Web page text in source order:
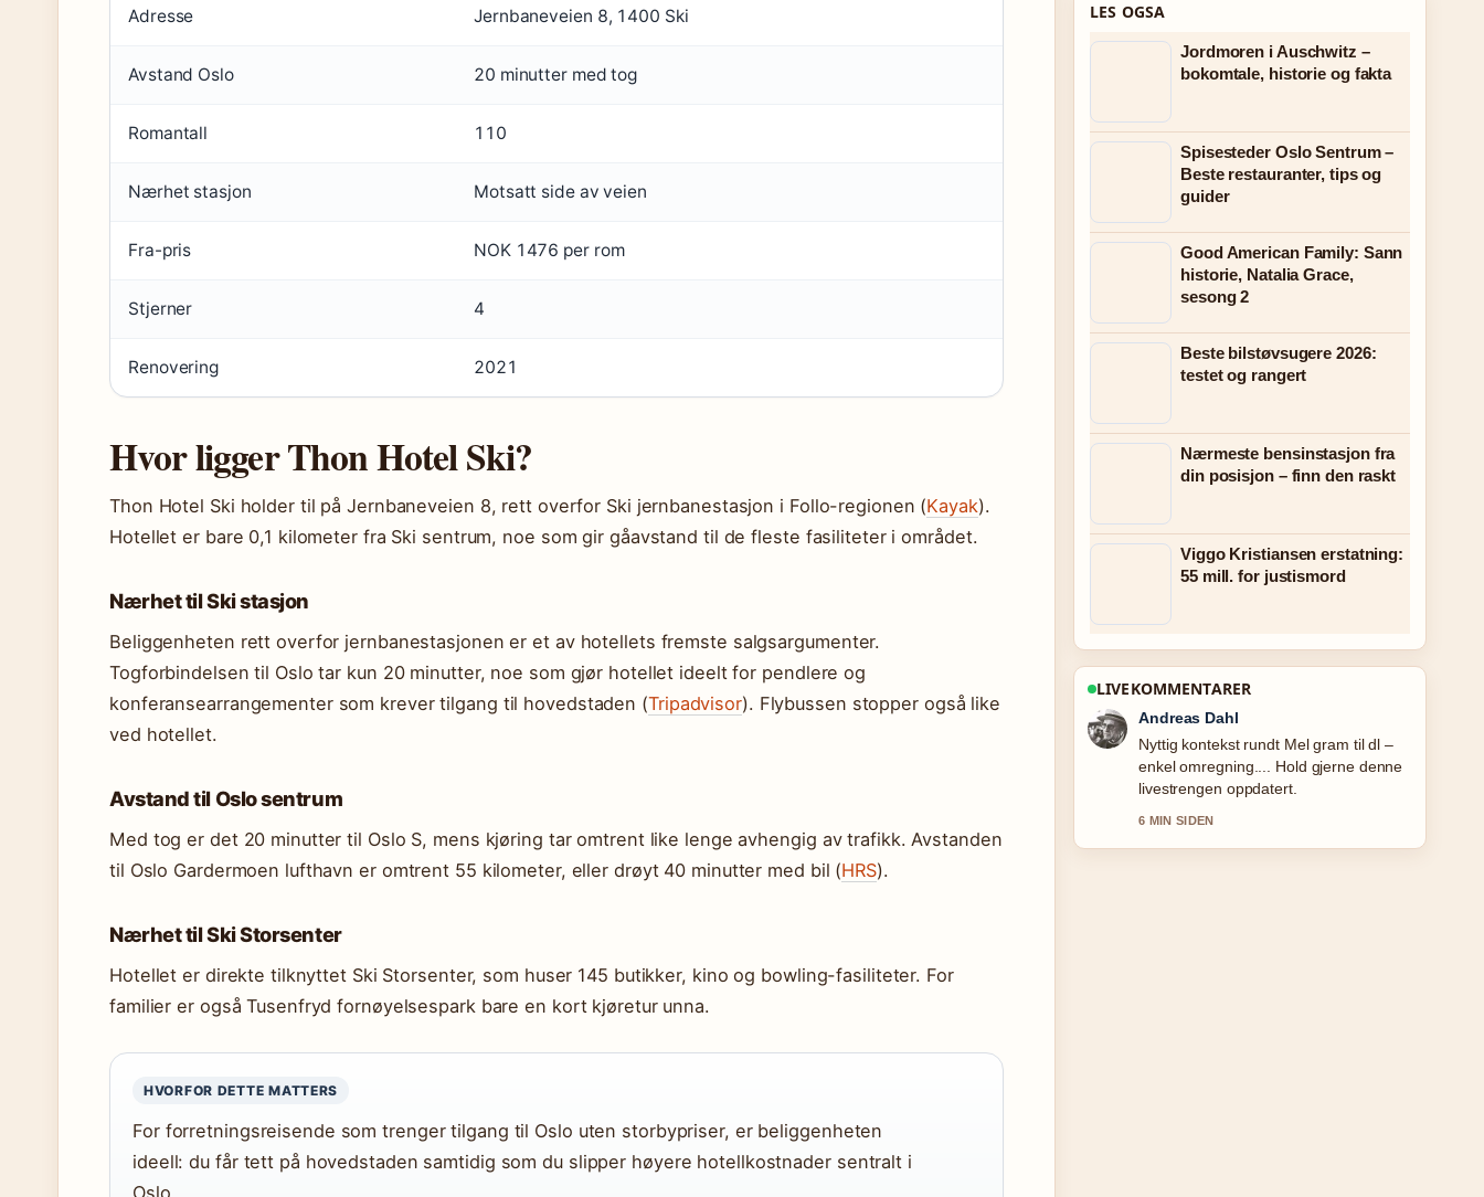
Adresse Jernbaneveien 8, 1400 Ski
Avstand Oslo 20 minutter med tog
Romantall 110
Nærhet stasjon Motsatt side av veien
Fra-pris NOK 1476 per rom
Stjerner 4
Renovering 2021
Hvor ligger Thon Hotel Ski?
Thon Hotel Ski holder til på Jernbaneveien 8, rett overfor Ski jernbanestasjon i Follo-regionen (Kayak).
Hotellet er bare 0,1 kilometer fra Ski sentrum, noe som gir gåavstand til de fleste fasiliteter i området.
Nærhet til Ski stasjon
Beliggenheten rett overfor jernbanestasjonen er et av hotellets fremste salgsargumenter.
Togforbindelsen til Oslo tar kun 20 minutter, noe som gjør hotellet ideelt for pendlere og
konferansearrangementer som krever tilgang til hovedstaden (Tripadvisor). Flybussen stopper også like
ved hotellet.
Avstand til Oslo sentrum
Med tog er det 20 minutter til Oslo S, mens kjøring tar omtrent like lenge avhengig av trafikk. Avstanden
til Oslo Gardermoen lufthavn er omtrent 55 kilometer, eller drøyt 40 minutter med bil (HRS).
Nærhet til Ski Storsenter
Hotellet er direkte tilknyttet Ski Storsenter, som huser 145 butikker, kino og bowling-fasiliteter. For
familier er også Tusenfryd fornøyelsespark bare en kort kjøretur unna.
HVORFOR DETTE MATTERS
For forretningsreisende som trenger tilgang til Oslo uten storbypriser, er beliggenheten
ideell: du får tett på hovedstaden samtidig som du slipper høyere hotellkostnader sentralt i
LES OGSA
Jordmoren i Auschwitz –
bokomtale, historie og fakta
Spisesteder Oslo Sentrum –
Beste restauranter, tips og
guider
Good American Family: Sann
historie, Natalia Grace,
sesong 2
Beste bilstøvsugere 2026:
testet og rangert
Nærmeste bensinstasjon fra
din posisjon – finn den raskt
Viggo Kristiansen erstatning:
55 mill. for justismord
LIVEKOMMENTARER
Sara Lind
Dekningen av Red Eye serie: sesonger,
cast og hvor... oppleves solid og lett a
folge.
8 MIN SIDEN